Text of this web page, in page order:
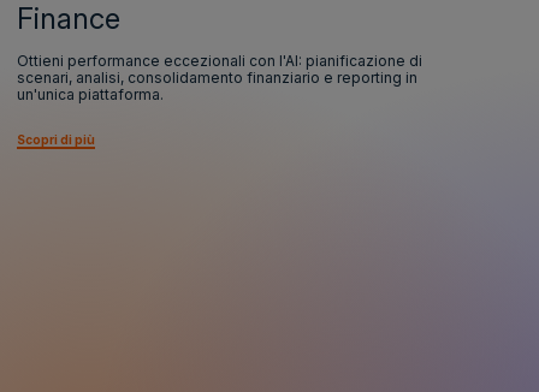
Finance
Ottieni performance eccezionali con l'AI: pianificazione di
scenari, analisi, consolidamento finanziario e reporting in
un'unica piattaforma.
Scopri di più